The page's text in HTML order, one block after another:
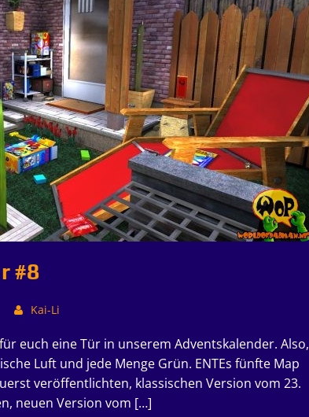
#8
Kai-Li
euch eine Tür in unserem Adventskalender. Also,
Luft und jede Menge Grün. ENTEs fünfte Map
veröffentlichten, klassischen Version vom 23.
neuen Version vom […]